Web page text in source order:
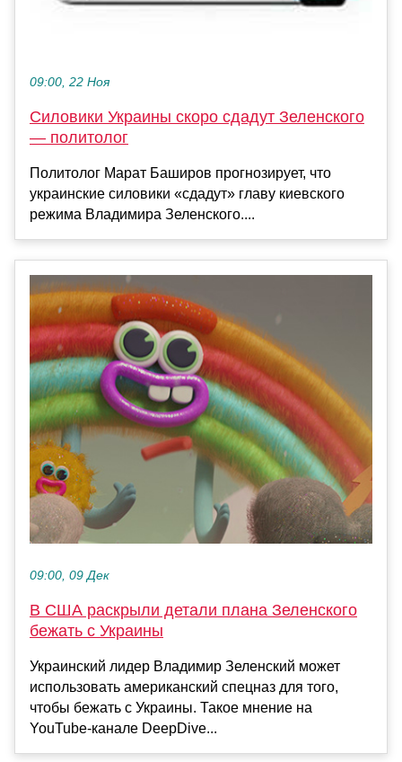
09:00, 22 Ноя
Силовики Украины скоро сдадут Зеленского
— политолог
Политолог Марат Баширов прогнозирует, что
украинские силовики «сдадут» главу киевского
режима Владимира Зеленского....
09:00, 09 Дек
В США раскрыли детали плана Зеленского
бежать с Украины
Украинский лидер Владимир Зеленский может
использовать американский спецназ для того,
чтобы бежать с Украины. Такое мнение на
YouTube-канале DeepDive...